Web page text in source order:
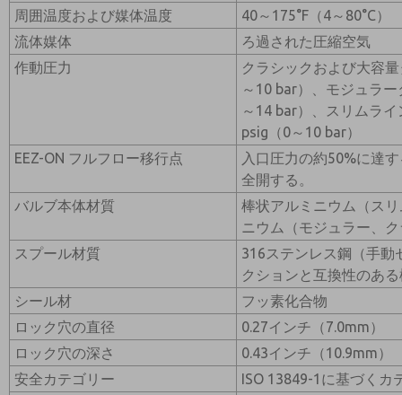
周囲温度および媒体温度
40～175°F（4～80°C）
流体媒体
ろ過された圧縮空気
作動圧力
クラシックおよび大容
～10 bar）、モジュラ
～14 bar）、スリムラ
psig（0～10 bar）
EEZ-ON フルフロー移行点
入口圧力の約50%に達
全開する。
バルブ本体材質
棒状アルミニウム（ス
ニウム（モジュラー、
スプール材質
316ステンレス鋼（手動
クションと互換性のあ
シール材
フッ素化合物
ロック穴の直径
0.27インチ（7.0mm）
ロック穴の深さ
0.43インチ（10.9mm）
安全カテゴリー
ISO 13849-1に基づくカ